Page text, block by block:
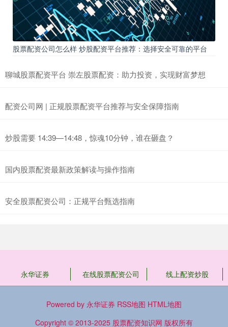
股票配资公司怎么样 炒股配资平台推荐：选择安全可靠的平台
聊城股票配资平台 崇左股票配资：助力投资，实现财富梦想
配资公司网 | 正规股票配资平台推荐与安全保障指南
炒股需要 14:39—14:48，惊魂10分钟，谁在砸盘？
国内股票配资最新政策解读与操作指南
安全股票配资公司：正规平台甄选指南
永华证券 在线股票配资公司 线上配资炒股
Powered by 永华证券 RSS地图 HTML地图
Copyright © 2013-2025 股票配资知识网 版权所有